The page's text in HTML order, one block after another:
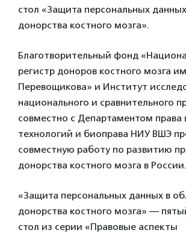
стол «Защита персональных
донорства костного мозга».
Благотворительный фонд
регистр доноров костного мозга
Перевощикова» и Институт
национального и сравнительного
совместно с Департаментом
технологий и биоправа НИУ ВШЭ
совместную работу по развитию
донорства костного мозга в России.
«Защита персональных данных в
донорства костного мозга» —
стол из серии «Правовые аспекты